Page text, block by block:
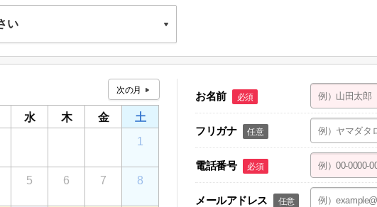
い
動産
動産
36 ローヤルシティ鴻巣店舗 101
水 木 金
土
1
5 6 7 8
お名前 必須
フリガナ 任意
電話番号 必須
メールアドレス 任意